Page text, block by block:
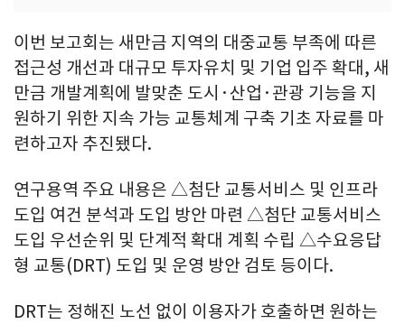
이번 보고회는 새만금 지역의 대중교통 부족에 따른
접근성 개선과 대규모 투자유치 및 기업 입주 확대, 새
만금 개발계획에 발맞춘 도시·산업·관광 기능을 지
원하기 위한 지속 가능 교통체계 구축 기초 자료를 마
련하고자 추진됐다.
연구용역 주요 내용은 △첨단 교통서비스 및 인프라
도입 여건 분석과 도입 방안 마련 △첨단 교통서비스
도입 우선순위 및 단계적 확대 계획 수립 △수요응답
형 교통(DRT) 도입 및 운영 방안 검토 등이다.
DRT는 정해진 노선 없이 이용자가 호출하면 원하는